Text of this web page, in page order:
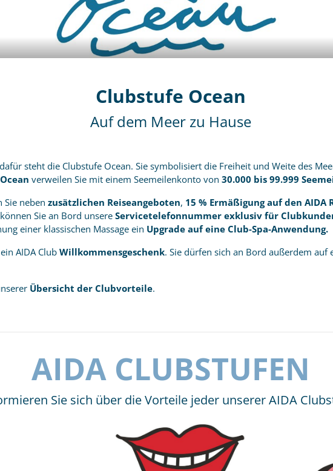
Clubstufe Ocean
Auf dem Meer zu Hause
steht die Clubstufe Ocean. Sie symbolisiert die Freiheit und Weite des
Ocean verweilen Sie mit einem Seemeilenkonto von 30.000 bis 99.999
Sie neben zusätzlichen Reiseangeboten, 15 % Ermäßigung auf den AIDA
Sie an Bord unsere Servicetelefonnummer exklusiv für
einer klassischen Massage ein Upgrade auf eine Club-Spa-Anwendung.
AIDA Club Willkommensgeschenk. Sie dürfen sich an Bord außerdem auf
Übersicht der Clubvorteile.
AIDA CLUBSTUFEN
Sie sich über die Vorteile jeder unserer AIDA